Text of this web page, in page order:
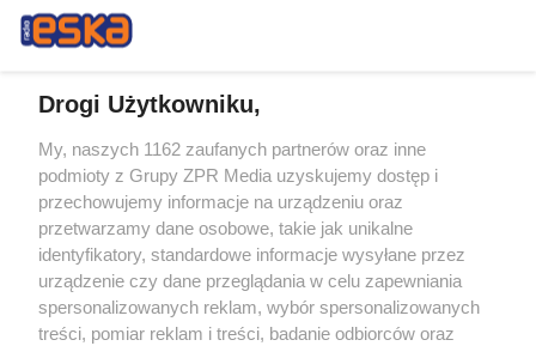
Żaden utwór zamieszczony w serwisie nie może być powielany i
rozpowszechniany lub dalej rozpowszechniany w jakikolwiek sposób (w
tym także elektroniczny lub mechaniczny) na jakimkolwiek polu
eksploatacji w jakiejkolwiek formie, włącznie z umieszczaniem w Internecie
bez pisemnej zgody właściciela praw. Jakiekolwiek użycie lub
wykorzystanie utworów w całości lub w części z naruszeniem prawa, tzn.
bez właściwej zgody, jest zabronione pod groźbą kary i może być ścigane
prawnie.
Drogi Użytkowniku,
My, naszych 1162 zaufanych partnerów oraz inne
podmioty z Grupy ZPR Media uzyskujemy dostęp i
przechowujemy informacje na urządzeniu oraz
przetwarzamy dane osobowe, takie jak unikalne
identyfikatory, standardowe informacje wysyłane przez
urządzenie czy dane przeglądania w celu zapewniania
spersonalizowanych reklam, wybór spersonalizowanych
treści, pomiar reklam i treści, badanie odbiorców oraz